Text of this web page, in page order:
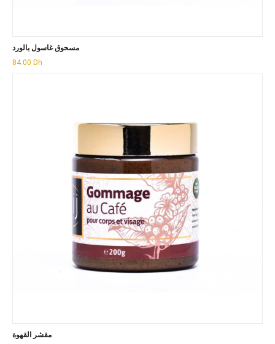
مسحوق غاسول بالورد
84.00 Dh
مقشر القهوة